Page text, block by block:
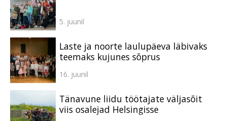
5. juunil
Laste ja noorte laulupäeva läbivaks
teemaks kujunes sõprus
16. juunil
Tänavune liidu töötajate väljasõit
viis osalejad Helsingisse